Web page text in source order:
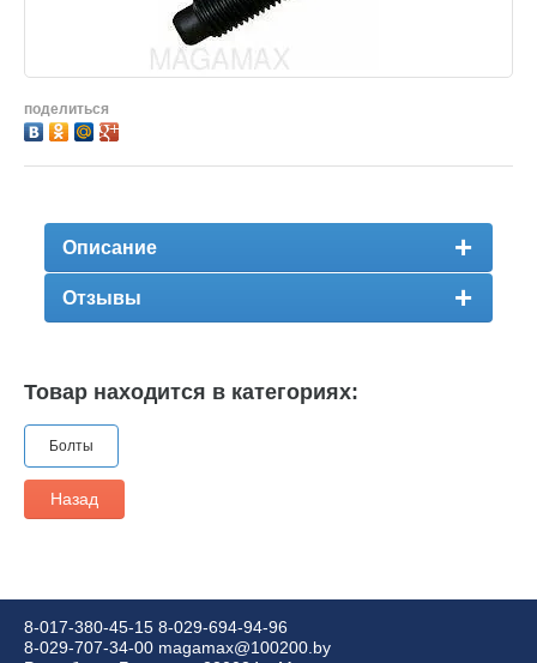
поделиться
Описание
Отзывы
Товар находится в категориях:
Болты
Назад
8-017-380-45-15 8-029-694-94-96
8-029-707-34-00 magamax@100200.by